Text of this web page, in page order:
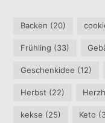
Backen (20)
Frühling (33)
Geschenkidee (12)
Herbst (22)
kekse (25) Keto